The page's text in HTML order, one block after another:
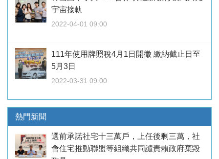
宇宙接軌
2022-04-01 09:00
111年使用牌照稅4月1日開徵 繳納截止日至
5月3日
2022-03-31 09:00
熱門新聞
選前承諾社宅十三萬戶，上任後剩三萬，社
會住宅推動聯盟等組織共同譴責賴政府棄毀